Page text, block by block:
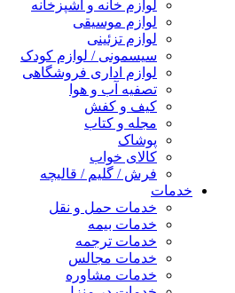
لوازم خانه و آشپزخانه
لوازم موسیقی
لوازم تزئینی
سیسمونی / لوازم کودک
لوازم اداری فروشگاهی
تصفیه آب و هوا
کیف و کفش
مجله و کتاب
پوشاک
کالای خواب
فرش / گلیم / قالیچه
خدمات
خدمات حمل و نقل
خدمات بیمه
خدمات ترجمه
خدمات مجالس
خدمات مشاوره